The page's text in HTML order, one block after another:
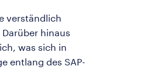
verständlich
hinaus
was sich in
entlang des SAP-